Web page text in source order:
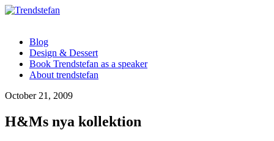
Blog
Design & Dessert
Book Trendstefan as a speaker
About trendstefan
October 21, 2009
H&Ms nya kollektion